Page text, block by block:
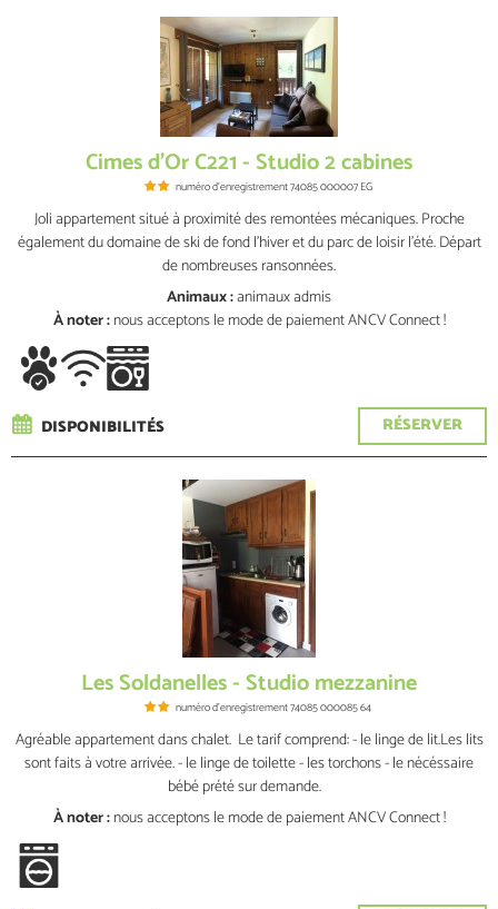
Cimes d'Or C221 - Studio 2 cabines
numéro d'enregistrement74085 000007 EG
Joli appartement situé à proximité des remontées mécaniques. Proche
également du domaine de ski de fond l'hiver et du parc de loisir l'été. Départ
de nombreuses ransonnées.
Animaux :animaux admis
À noter :nous acceptons le mode de paiement ANCV Connect !
RÉSERVER
DISPONIBILITÉS
Les Soldanelles - Studio mezzanine
numéro d'enregistrement74085 000085 64
Agréable appartement dans chalet. Le tarif comprend: - le linge de lit.Les lits
sont faits à votre arrivée. - le linge de toilette - les torchons - le nécéssaire
bébé prété sur demande.
À noter :nous acceptons le mode de paiement ANCV Connect !